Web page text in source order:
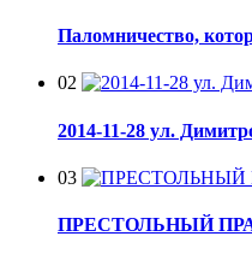
Паломничество,
02
2014-11-28 ул.
03
ПРЕСТОЛЬНЫЙ